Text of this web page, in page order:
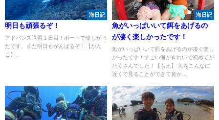
海日記
明日も頑張るぞ！
アドバンス講習１日目！ボートで楽しかっ
たです。また明日もがんばるぞ！【かん
こ】...
海日記
魚がいっぱいいて餌をあげるの
が凄く楽しかったです！
魚がいっぱいいて餌をあげるのが凄く楽し
かったです！すごい海がきれいで初めてが
たくさんでした！【もえ】 魚をこんなに
近くで見ることができて良か...